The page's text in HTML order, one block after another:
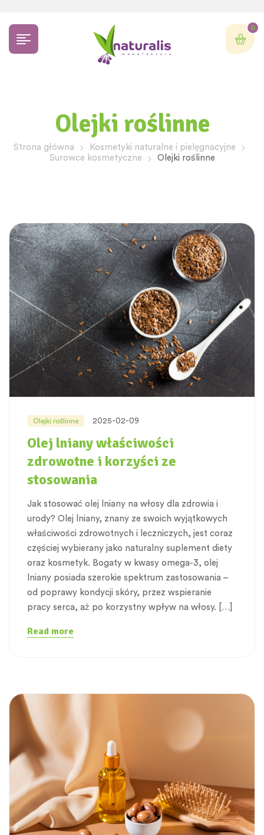
0
Olejki roślinne
Strona główna
Kosmetyki naturalne i pielęgnacyjne
Surowce kosmetyczne
Olejki roślinne
Olejki roślinne 2025-02-09
Olej lniany właściwości
zdrowotne i korzyści ze
stosowania
Jak stosować olej lniany na włosy dla zdrowia i
urody? Olej lniany, znany ze swoich wyjątkowych
właściwości zdrowotnych i leczniczych, jest coraz
częściej wybierany jako naturalny suplement diety
oraz kosmetyk. Bogaty w kwasy omega-3, olej
lniany posiada szerokie spektrum zastosowania –
od poprawy kondycji skóry, przez wspieranie
pracy serca, aż po korzystny wpływ na włosy. […]
Read more